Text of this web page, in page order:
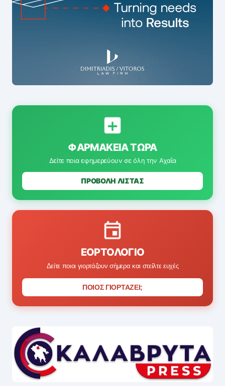
φονικό – «H πληγή παραμένει
ανοιχτή» – Η τοπική κοινωνία στο
ΦΑΡΜΑΚΕΊΑ ΤΏΡΑ